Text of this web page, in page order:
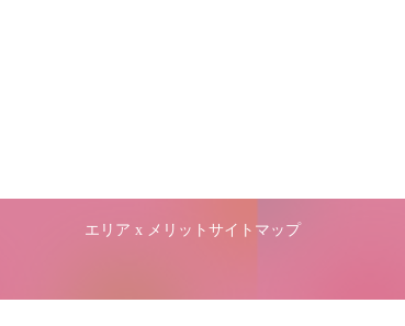
エリア x メリットサイトマップ